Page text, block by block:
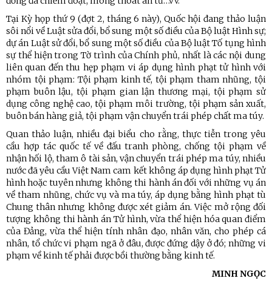
Tại Kỳ họp thứ 9 (đợt 2, tháng 6 này), Quốc hội đang thảo luận
sôi nổi về Luật sửa đổi, bổ sung một số điều của Bộ luật Hình sự;
dự án Luật sử đổi, bổ sung một số điều của Bộ luật Tố tụng hình
sự thể hiện trong Tờ trình của Chính phủ, nhất là các nội dung
liên quan đến thu hẹp phạm vi áp dụng hình phạt tử hình với
nhóm tội phạm: Tội phạm kinh tế, tội phạm tham nhũng, tội
phạm buôn lậu, tội phạm gian lận thương mại, tội phạm sử
dụng công nghệ cao, tội phạm môi trường, tội phạm sản xuất,
buôn bán hàng giả, tội phạm vận chuyển trái phép chất ma túy.
Quan thảo luận, nhiều đại biểu cho rằng, thực tiễn trong yêu
cầu hợp tác quốc tế về đấu tranh phòng, chống tội phạm về
nhận hối lộ, tham ô tài sản, vận chuyển trái phép ma túy, nhiều
nước đã yêu cầu Việt Nam cam kết không áp dụng hình phạt Tử
hình hoặc tuyên nhưng không thi hành án đối với những vụ án
về tham nhũng, chức vụ và ma túy, áp dụng bằng hình phạt tù
Chung thân nhưng không được xét giảm án. Việc mở rộng đối
tượng không thi hành án Tử hình, vừa thể hiện hóa quan điểm
của Đảng, vừa thể hiện tính nhân đạo, nhân văn, cho phép cá
nhân, tổ chức vi phạm ngã ở đâu, được đứng dậy ở đó; những vi
phạm về kinh tế phải được bồi thường bằng kinh tế.
MINH NGỌC